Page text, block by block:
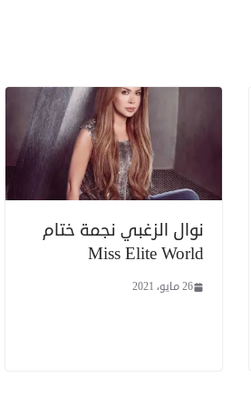
نوال الزغبي نجمة ختام
Miss Elite World
26 مايو، 2021